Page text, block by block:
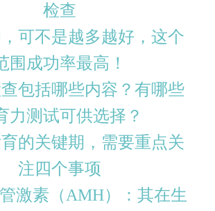
检查
可不是越多越好，这个
围成功率最高！
包括哪些内容？有哪些
力测试可供选择？
的关键期，需要重点关
注四个事项
激素（AMH）：其在生